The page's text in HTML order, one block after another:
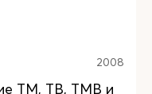
2008
ТМ, ТВ, ТМВ и